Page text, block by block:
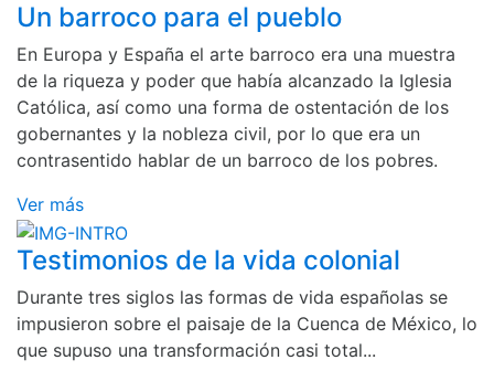
Un barroco para el pueblo
En Europa y España el arte barroco era una muestra
de la riqueza y poder que había alcanzado la Iglesia
Católica, así como una forma de ostentación de los
gobernantes y la nobleza civil, por lo que era un
contrasentido hablar de un barroco de los pobres.
Ver más
Testimonios de la vida colonial
Durante tres siglos las formas de vida españolas se
impusieron sobre el paisaje de la Cuenca de México, lo
que supuso una transformación casi total...